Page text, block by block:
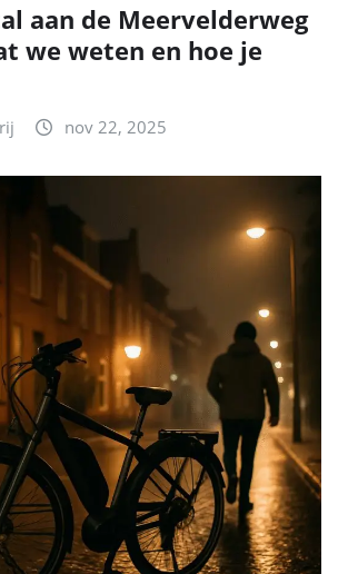
aan de Meervelderweg
we weten en hoe je
nov 22, 2025